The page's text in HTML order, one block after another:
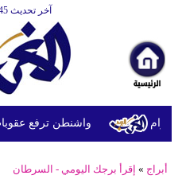
آخر تحديث GMT 04:08:45
واشنطن ترفع
أبراج » إقرأ برجك اليومي - السرطان